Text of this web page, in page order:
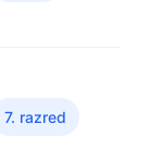
7. razred